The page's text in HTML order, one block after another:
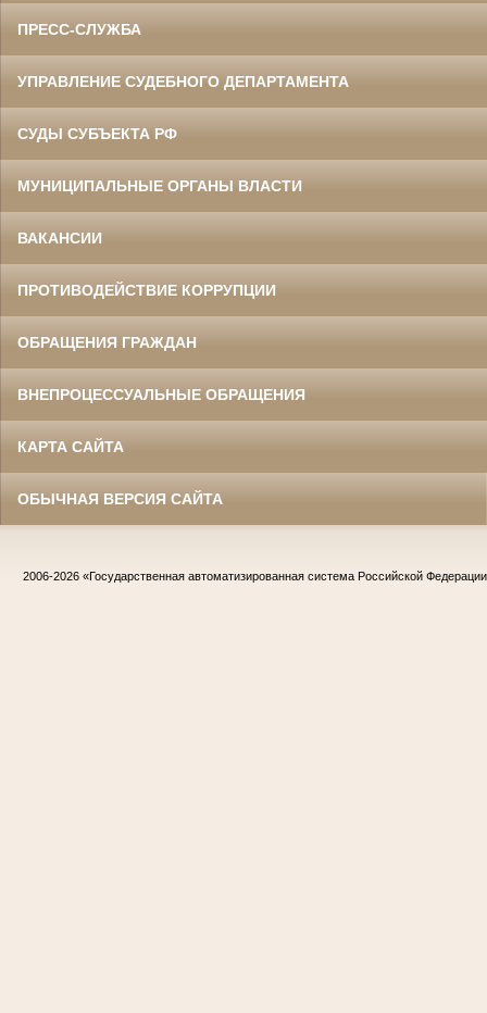
ПРЕСС-СЛУЖБА
УПРАВЛЕНИЕ СУДЕБНОГО ДЕПАРТАМЕНТА
СУДЫ СУБЪЕКТА РФ
МУНИЦИПАЛЬНЫЕ ОРГАНЫ ВЛАСТИ
ВАКАНСИИ
ПРОТИВОДЕЙСТВИЕ КОРРУПЦИИ
ОБРАЩЕНИЯ ГРАЖДАН
ВНЕПРОЦЕССУАЛЬНЫЕ ОБРАЩЕНИЯ
КАРТА САЙТА
ОБЫЧНАЯ ВЕРСИЯ САЙТА
2006-2026 «Государственная автоматизированная система Российской